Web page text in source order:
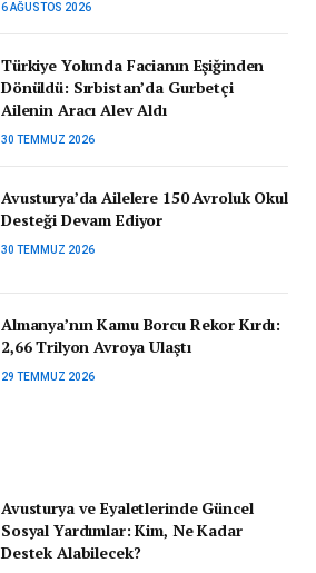
6 AĞUSTOS 2026
Türkiye Yolunda Facianın Eşiğinden
Dönüldü: Sırbistan’da Gurbetçi
Ailenin Aracı Alev Aldı
30 TEMMUZ 2026
Avusturya’da Ailelere 150 Avroluk Okul
Desteği Devam Ediyor
30 TEMMUZ 2026
Almanya’nın Kamu Borcu Rekor Kırdı:
2,66 Trilyon Avroya Ulaştı
29 TEMMUZ 2026
Avusturya ve Eyaletlerinde Güncel
Sosyal Yardımlar: Kim, Ne Kadar
Destek Alabilecek?